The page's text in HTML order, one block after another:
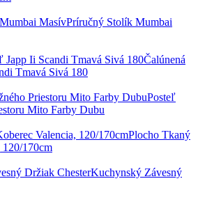
Príručný Stolík Mumbai
Čalúnená
Tmavá Sivá 180
Posteľ
Mito Farby Dubu
Plocho Tkaný
170cm
Kuchynský Závesný